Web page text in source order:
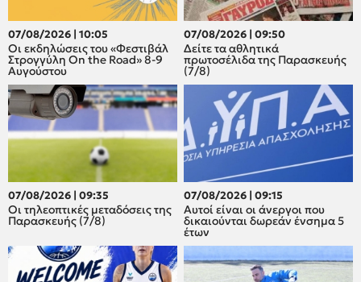
07/08/2026 | 10:05
Οι εκδηλώσεις του «Φεστιβάλ
Στρογγύλη On the Road» 8-9
Αυγούστου
07/08/2026 | 09:50
Δείτε τα αθλητικά
πρωτοσέλιδα της Παρασκευής
(7/8)
07/08/2026 | 09:35
Οι τηλεοπτικές μεταδόσεις της
Παρασκευής (7/8)
07/08/2026 | 09:15
Αυτοί είναι οι άνεργοι που
δικαιούνται δωρεάν ένσημα 5
έτων